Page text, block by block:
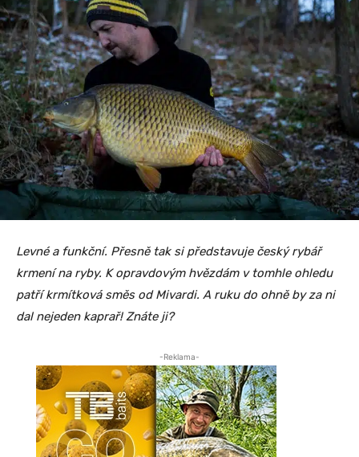
Levné a funkční. Přesně tak si představuje český rybář
krmení na ryby. K opravdovým hvězdám v tomhle ohledu
patří krmítková směs od Mivardi. A ruku do ohně by za ni
dal nejeden kaprař! Znáte ji?
-Reklama-